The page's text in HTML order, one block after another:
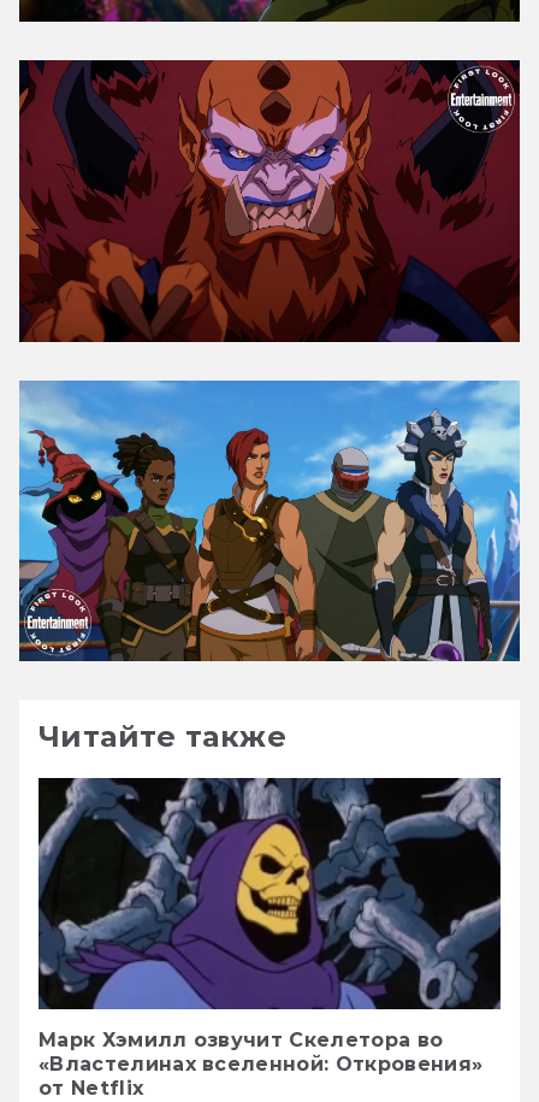
Читайте также
Марк Хэмилл озвучит Скелетора во
«Властелинах вселенной: Откровения»
от Netflix